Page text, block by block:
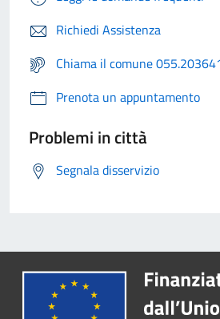
Richiedi Assistenza
Chiama il comune
Prenota un appuntamento
Problemi in città
Segnala disservizio